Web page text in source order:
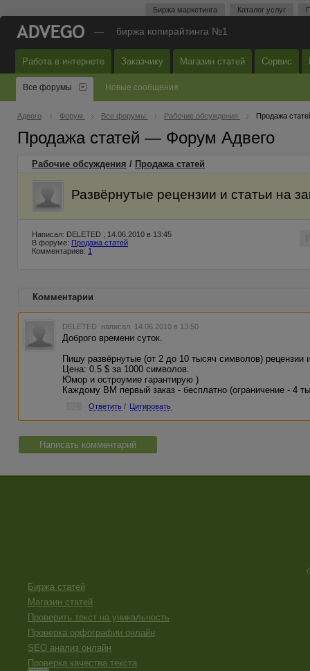
Биржа маркетинга Каталог услуг
— биржа копирайтинга №1
Работа в интернете Заказчику Магазин статей Сервис
Все форумы Новые сообщения
Адвего Форум Все форумы Рабочие обсуждения Продажа
Продажа статей — Форум Адвего
Рабочие обсуждения / Продажа статей
Развёрнутые рецензии и статьи на
Написал: DELETED , 14.06.2010 в 13:45
В форуме: Продажа статей
Комментариев: 1
Комментарии
DELETED написал 14.06.2010 в 13:50
Доброго времени суток.
Пишу развёрнутые (от 2 до 10 тысяч символов) рецензии
Цена: 0.5 $ за 1000 символов.
Юмор и остроумие гарантирую )
Каждому ВМ первый заказ - бесплатно (ограничение - 4
Ответить / Цитировать
Написать комментарий
Биржа статей
Магазин статей
Проверить текст на уникальность
Проверка орфографии онлайн
SEO анализ онлайн
Проверка качества текста